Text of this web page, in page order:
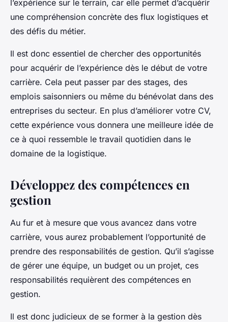
l’expérience sur le terrain, car elle permet d’acquérir
une compréhension concrète des flux logistiques et
des défis du métier.
Il est donc essentiel de chercher des opportunités
pour acquérir de l’expérience dès le début de votre
carrière. Cela peut passer par des stages, des
emplois saisonniers ou même du bénévolat dans des
entreprises du secteur. En plus d’améliorer votre CV,
cette expérience vous donnera une meilleure idée de
ce à quoi ressemble le travail quotidien dans le
domaine de la logistique.
Développez des compétences en
gestion
Au fur et à mesure que vous avancez dans votre
carrière, vous aurez probablement l’opportunité de
prendre des responsabilités de gestion. Qu’il s’agisse
de gérer une équipe, un budget ou un projet, ces
responsabilités requièrent des compétences en
gestion.
Il est donc judicieux de se former à la gestion dès